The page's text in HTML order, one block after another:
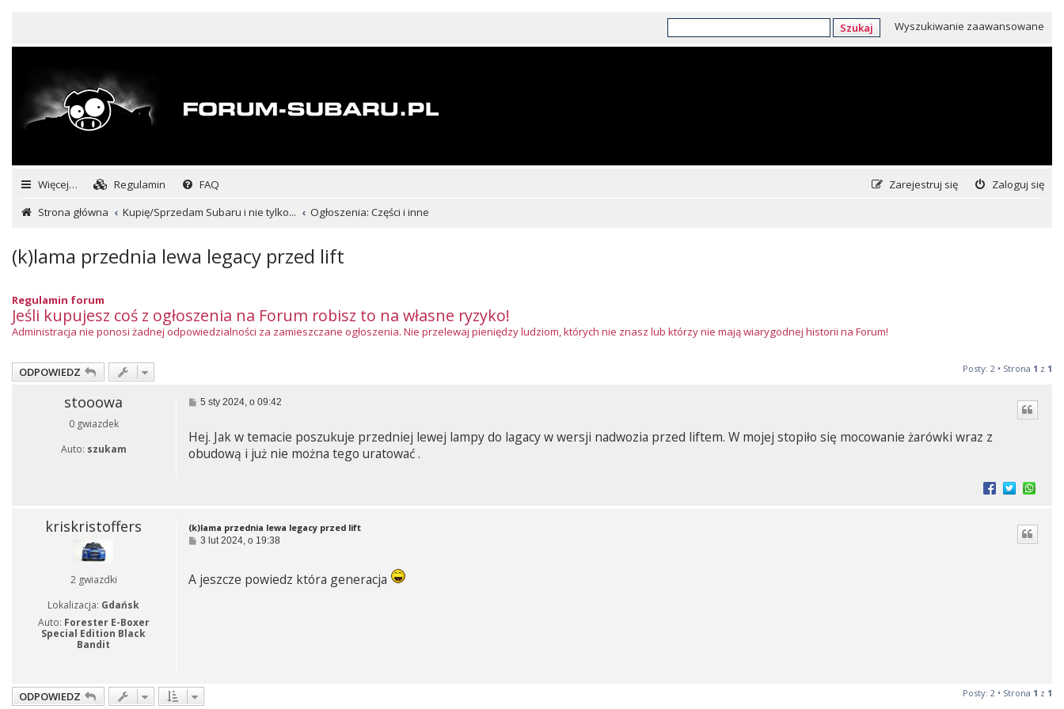
Szukaj Wyszukiwanie zaawansowane
Więcej… Regulamin FAQ Zaloguj się
Zarejestruj się
Strona główna
Kupię/Sprzedam Subaru i nie tylko... Ogłoszenia: Części i inne
(k)lama przednia lewa legacy przed lift
Regulamin forum
Jeśli kupujesz coś z ogłoszenia na Forum robisz to na własne ryzyko!
Administracja nie ponosi żadnej odpowiedzialności za zamieszczane ogłoszenia. Nie przelewaj pieniędzy ludziom, których nie znasz lub którzy nie mają wiarygodnej historii na Forum!
ODPOWIEDZ Posty: 2 • Strona 1 z 1
stooowa
0 gwiazdek
Auto: szukam
P
t
5 sty 2024, o 09:42
Hej. Jak w temacie poszukuje przedniej lewej lampy do lagacy w wersji nadwozia przed liftem. W mojej stopiło się mocowanie żarówki wraz z
obudową i już nie można tego uratować .
kriskristoffers
2 gwiazdki
Lokalizacja: Gdańsk
Auto: Forester E-Boxer
Special Edition Black
Bandit
(k)lama przednia lewa legacy przed lift
P
3 lut 2024, o 19:38
A jeszcze powiedz która generacja
ODPOWIEDZ Posty: 2 • Strona 1 z 1